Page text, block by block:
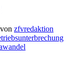
zfvredaktion